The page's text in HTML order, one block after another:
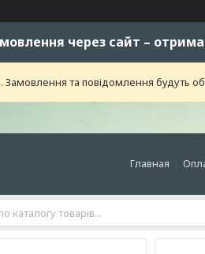
через сайт –
Замовлення та повідомлення будуть
Главная